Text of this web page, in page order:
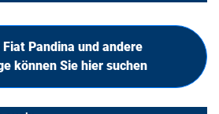
Pandina und andere
können Sie hier suchen